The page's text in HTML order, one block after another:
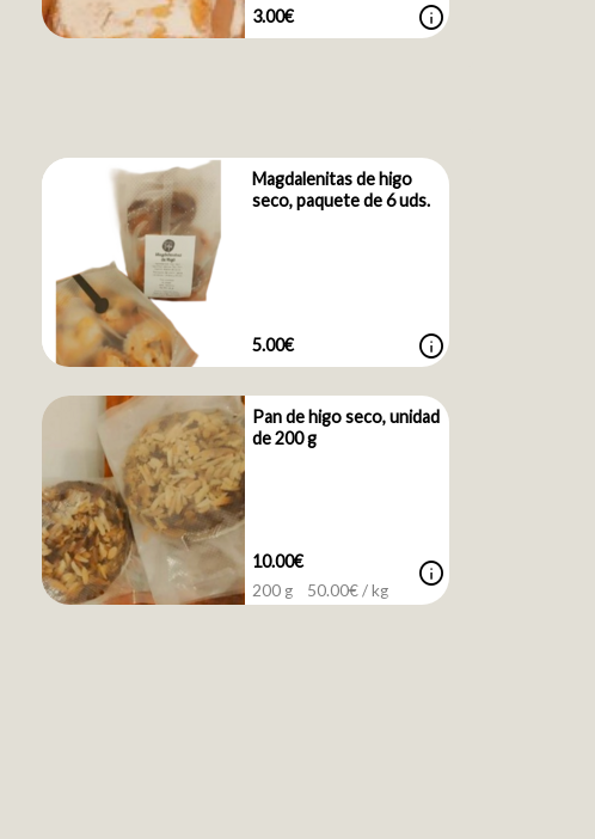
3.00€ info
Magdalenitas de higo
seco, paquete de 6 uds.
5.00€ info
Pan de higo seco, unidad
de 200 g
10.00€
200 g 50.00€ / kg info